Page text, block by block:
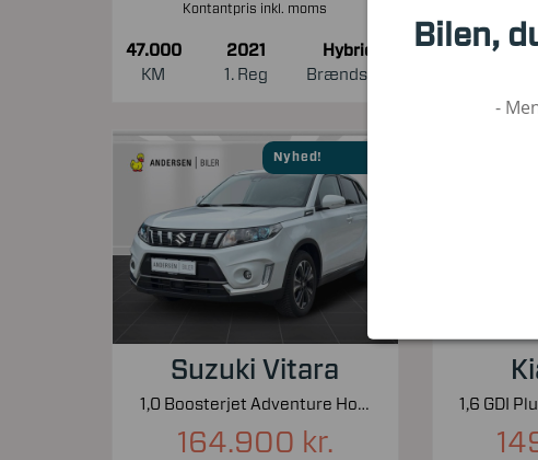
Kontantpris inkl. moms
47.000
KM
2021
1. Reg
Hybrid
Brændstof
54.000
Nyhed!
Suzuki Vitara
1,0 Boosterjet Adventure Holiday 112HK 5d 6g Aut.
164.900 kr.
Bilen,
-